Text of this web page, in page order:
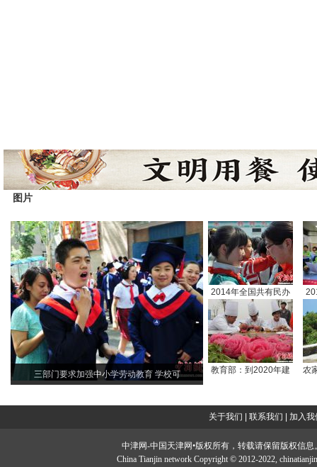
图片
三部门要求加强中小学劳动教育 学校可
2014年全国共有民办
学
教育部：到2020年建
农
关于我们 联系我们 加入我
中津网-中国天津网•版权所有，转载请保留版权信息
China Tianjin network Copyright © 2012-2022,